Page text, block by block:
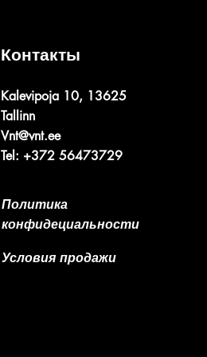
Контакты
Kalevipoja 10, 13625
Tallinn
Vnt@vnt.ee
Tel: +372 56473729
Политика
конфидециальности
Условия продажи